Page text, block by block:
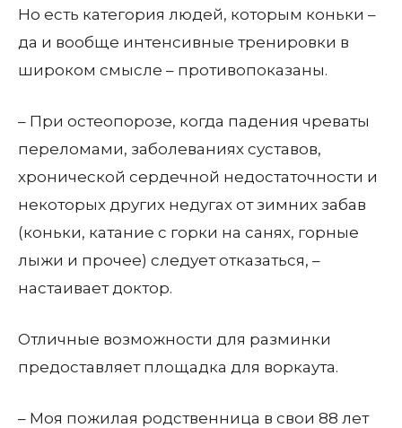
Но есть категория людей, которым коньки –
да и вообще интенсивные тренировки в
широком смысле – противопоказаны.
– При остеопорозе, когда падения чреваты
переломами, заболеваниях суставов,
хронической сердечной недостаточности и
некоторых других недугах от зимних забав
(коньки, катание с горки на санях, горные
лыжи и прочее) следует отказаться, –
настаивает доктор.
Отличные возможности для разминки
предоставляет площадка для воркаута.
– Моя пожилая родственница в свои 88 лет